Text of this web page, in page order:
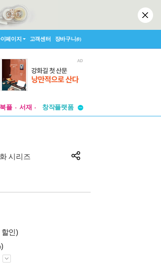
페이지 고객센터 장바구니(0)
북플 서재
투비컨티뉴드
시리즈
인)